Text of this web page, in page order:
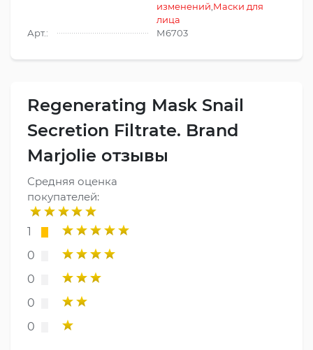
изменений,Маски для
лица
Арт.:
М6703
Regenerating Mask Snail
Secretion Filtrate. Brand
Marjolie отзывы
Средняя оценка
покупателей:
1
0
0
0
0